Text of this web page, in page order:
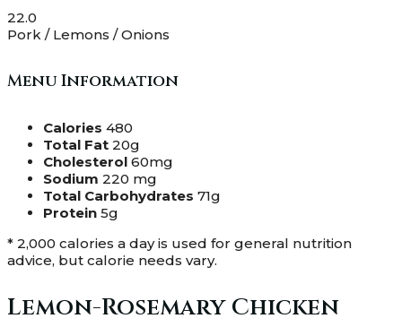
22.0
Pork / Lemons / Onions
Menu Information
Calories 480
Total Fat 20g
Cholesterol 60mg
Sodium 220 mg
Total Carbohydrates 71g
Protein 5g
* 2,000 calories a day is used for general nutrition
advice, but calorie needs vary.
Lemon-Rosemary Chicken